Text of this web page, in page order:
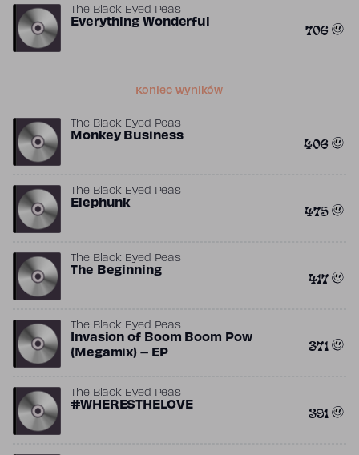
The Black Eyed Peas
Everything Wonderful 706
Koniec wyników
The Black Eyed Peas
Monkey Business 406
The Black Eyed Peas
Elephunk 475
The Black Eyed Peas
The Beginning 417
The Black Eyed Peas
Invasion of Boom Boom Pow
(Megamix) – EP
371
The Black Eyed Peas
#WHERESTHELOVE 391